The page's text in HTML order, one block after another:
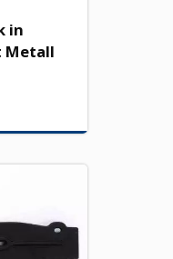
in
Metall